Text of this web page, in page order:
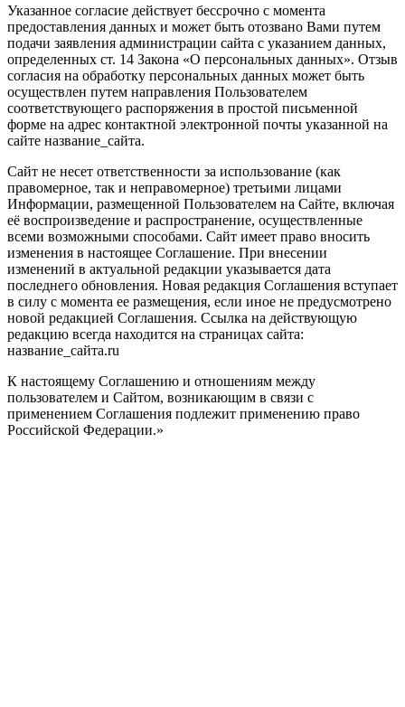
Указанное согласие действует бессрочно с момента
предоставления данных и может быть отозвано Вами путем
подачи заявления администрации сайта с указанием данных,
определенных ст. 14 Закона «О персональных данных». Отзыв
согласия на обработку персональных данных может быть
осуществлен путем направления Пользователем
соответствующего распоряжения в простой письменной
форме на адрес контактной электронной почты указанной на
сайте название_сайта.
Сайт не несет ответственности за использование (как
правомерное, так и неправомерное) третьими лицами
Информации, размещенной Пользователем на Сайте, включая
её воспроизведение и распространение, осуществленные
всеми возможными способами. Сайт имеет право вносить
изменения в настоящее Соглашение. При внесении
изменений в актуальной редакции указывается дата
последнего обновления. Новая редакция Соглашения вступает
в силу с момента ее размещения, если иное не предусмотрено
новой редакцией Соглашения. Ссылка на действующую
редакцию всегда находится на страницах сайта:
название_сайта.ru
К настоящему Соглашению и отношениям между
пользователем и Сайтом, возникающим в связи с
применением Соглашения подлежит применению право
Российской Федерации.»